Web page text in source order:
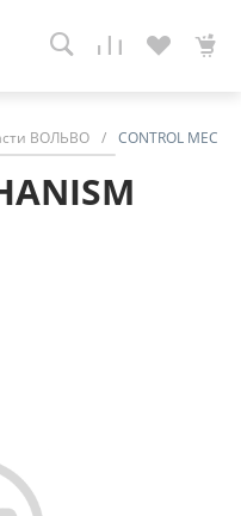
ВОЛЬВО / CONTROL